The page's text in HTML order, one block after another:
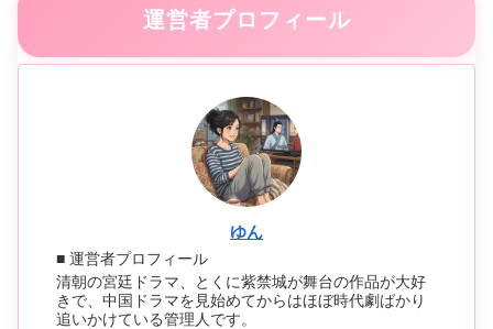
運営者プロフィール
ゆん
■ 運営者プロフィール
清朝の宮廷ドラマ、とくに紫禁城が舞台の作品が大好
きで、中国ドラマを見始めてからはほぼ時代劇ばかり
追いかけている管理人です。